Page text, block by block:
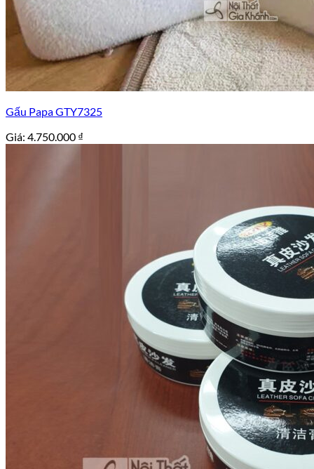
Gấu Papa GTY7325
Giá: 4.750.000 ₫